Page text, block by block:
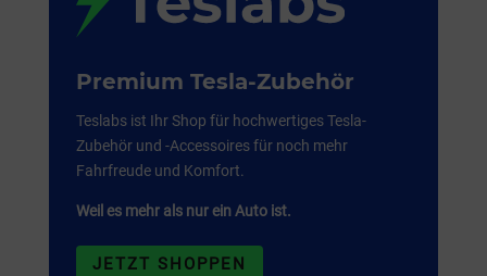
Premium Tesla-Zubehör
Teslabs ist Ihr Shop für hochwertiges Tesla-
Zubehör und -Accessoires für noch mehr
Fahrfreude und Komfort.
Weil es mehr als nur ein Auto ist.
JETZT SHOPPEN